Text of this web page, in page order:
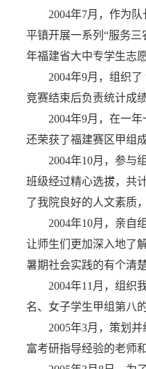
2004年7月，作为
平镇开展一系列“服务
年福建省大中专学生志
2004年9月，组织
竞赛结束后负责统计成
2004年9月，在一
还荣获了福建赛区甲组
2004年10月，参与
班级经过精心选拔，共
了我院良好的人文素质
2004年10月，亲自
让师生们更加深入地了
暑期社会实践的有个清
2004年11月，组织
名、女子学生甲组第八
2005年3月，策划
富考研指导经验的老师